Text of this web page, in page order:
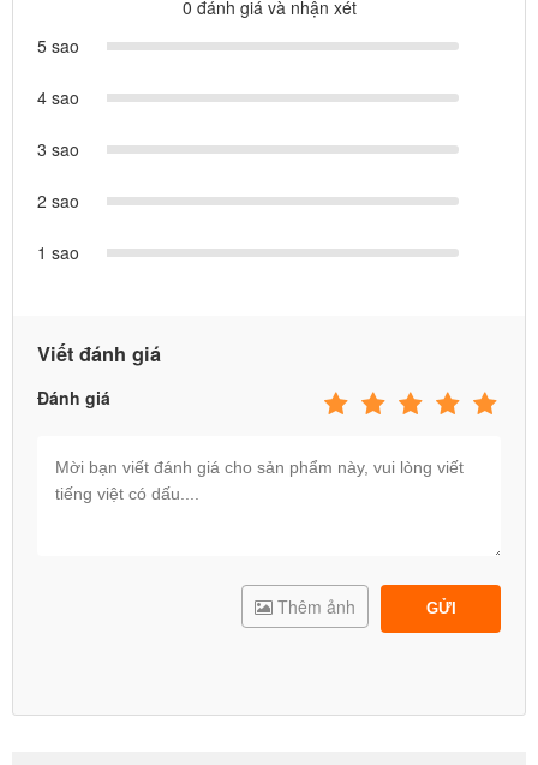
0 đánh giá và nhận xét
5 sao
4 sao
3 sao
2 sao
1 sao
Viết đánh giá
Đánh giá
GỬI
Thêm ảnh